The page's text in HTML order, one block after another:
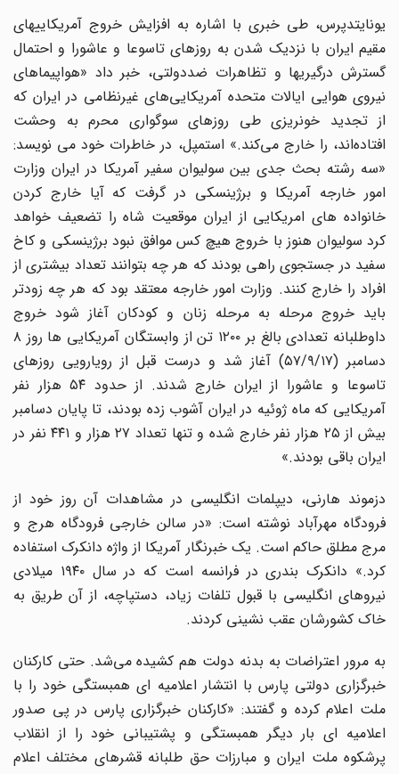
یونایتدپرس، طی خبری با اشاره به افزایش خروج آمریکاییهای
مقیم ایران با نزدیک شدن به روزهای تاسوعا و عاشورا و احتمال
گسترش درگیریها و تظاهرات ضددولتی، خبر داد «هواپیماهای
نیروی هوایی ایالات متحده آمریکایی‌های غیرنظامی در ایران که
از تجدید خونریزی طی روزهای سوگواری محرم به وحشت
افتاده‌اند، را خارج می‌کند.» استمپل، در خاطرات خود می نویسد:
«سه رشته بحث جدی بین سولیوان سفیر آمریکا در ایران وزارت
امور خارجه آمریکا و برژینسکی در گرفت که آیا خارج کردن
خانواده های امریکایی از ایران موقعیت شاه را تضعیف خواهد
کرد سولیوان هنوز با خروج هیچ کس موافق نبود برژینسکی و کاخ
سفید در جستجوی راهی بودند که هر چه بتوانند تعداد بیشتری از
افراد را خارج کنند. وزارت امور خارجه معتقد بود که هر چه زودتر
باید خروج مرحله به مرحله زنان و کودکان آغاز شود خروج
داوطلبانه تعدادی بالغ بر ۱۲۰۰ تن از وابستگان آمریکایی ها روز ۸
دسامبر (۵۷/۹/۱۷) آغاز شد و درست قبل از رویارویی روزهای
تاسوعا و عاشورا از ایران خارج شدند. از حدود ۵۴ هزار نفر
آمریکایی که ماه ژوئیه در ایران آشوب زده بودند، تا پایان دسامبر
بیش از ۲۵ هزار نفر خارج شده و تنها تعداد ۲۷ هزار و ۴۴۱ نفر در
ایران باقی بودند.»
دزموند هارنی، دیپلمات انگلیسی در مشاهدات آن روز خود از
فرودگاه مهرآباد نوشته است: «در سالن خارجی فرودگاه هرج و
مرج مطلق حاکم است. یک خبرنگار آمریکا از واژه دانکرک استفاده
کرد.» دانکرک بندری در فرانسه است که در سال ۱۹۴۰ میلادی
نیروهای انگلیسی با قبول تلفات زیاد، دستپاچه، از آن طریق به
خاک کشورشان عقب نشینی کردند.
به مرور اعتراضات به بدنه دولت هم کشیده می‌شد. حتی کارکنان
خبرگزاری دولتی پارس با انتشار اعلامیه ای همبستگی خود را با
ملت اعلام کرده و گفتند: «کارکنان خبرگزاری پارس در پی صدور
اعلامیه ای بار دیگر همبستگی و پشتیبانی خود را از انقلاب
پرشکوه ملت ایران و مبارزات حق طلبانه قشرهای مختلف اعلام